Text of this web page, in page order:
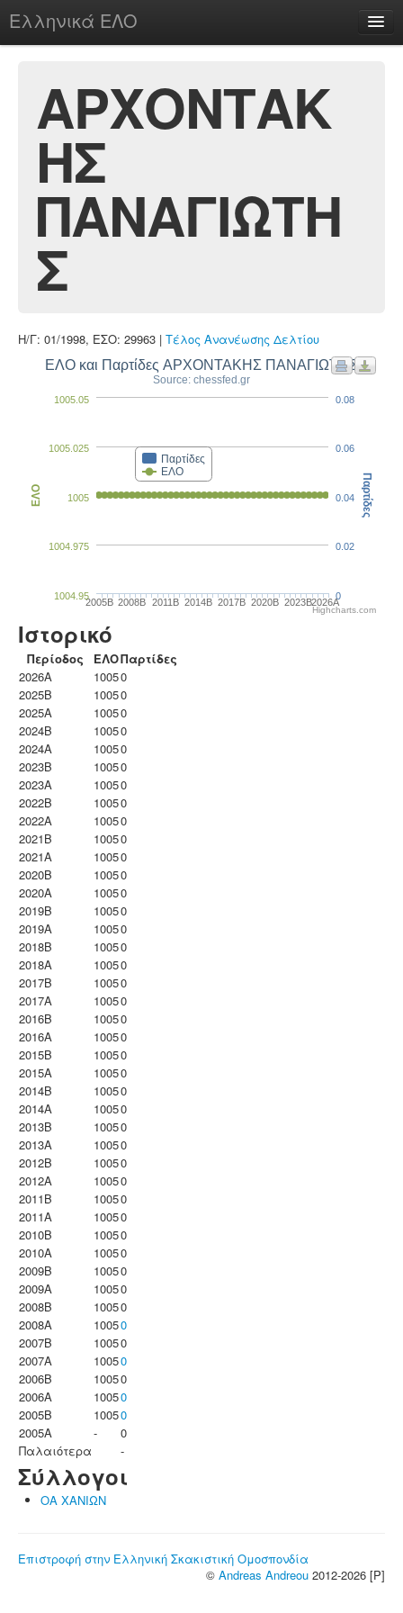
Ελληνικά ΕΛΟ
chesstu.be @ discord
Login
ΑΡΧΟΝΤΑΚ
ΗΣ
ΠΑΝΑΓΙΩΤΗ
Σ
Η/Γ: 01/1998, ΕΣΟ: 29963 | Τέλος Ανανέωσης Δελτίου
ΕΛΟ και Παρτίδες ΑΡΧΟΝΤΑΚΗΣ ΠΑΝΑΓΙΩΤΗΣ
Source: chessfed.gr
Παρτίδες
ΕΛΟ
2005B 2008B 2011B 2014B 2017B 2020B 2023B2026A
1004.95
1004.975
1005
1005.025
1005.05
ΕΛΟ
0
0.02
0.04
0.06
0.08
Παρτίδες
Highcharts.com
Ιστορικό
Περίοδος ΕΛΟΠαρτίδες
2026A
10050
2025B
10050
2025A
10050
2024B
10050
2024A
10050
2023B
10050
2023Α
10050
2022B
10050
2022A
10050
2021B
10050
2021A
10050
2020B
10050
2020A
10050
2019B
10050
2019A
10050
2018B
10050
2018A
10050
2017B
10050
2017A
10050
2016B
10050
2016A
10050
2015B
10050
2015A
10050
2014B
10050
2014A
10050
2013B
10050
2013A
10050
2012B
10050
2012A
10050
2011B
10050
2011A
10050
2010B
10050
2010A
10050
2009B
10050
2009A
10050
2008B
10050
2008A
10050
2007B
10050
2007A
10050
2006B
10050
2006A
10050
2005B
10050
2005A
-
0
Παλαιότερα
-
Σύλλογοι
ΟΑ ΧΑΝΙΩΝ
Επιστροφή στην Ελληνική Σκακιστική Ομοσπονδία
© Andreas Andreou 2012-2026 [P]